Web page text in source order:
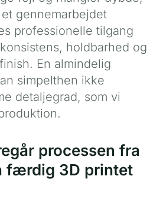
gennemarbejdet
professionelle tilgang
holdbarhed og
En almindelig
simpelthen ikke
detaljegrad, som vi
processen fra
færdig 3D printet